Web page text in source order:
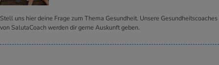
Stell uns hier deine Frage zum Thema Gesundheit. Unsere Gesundheitscoaches
von SalutaCoach werden dir gerne Auskunft geben.